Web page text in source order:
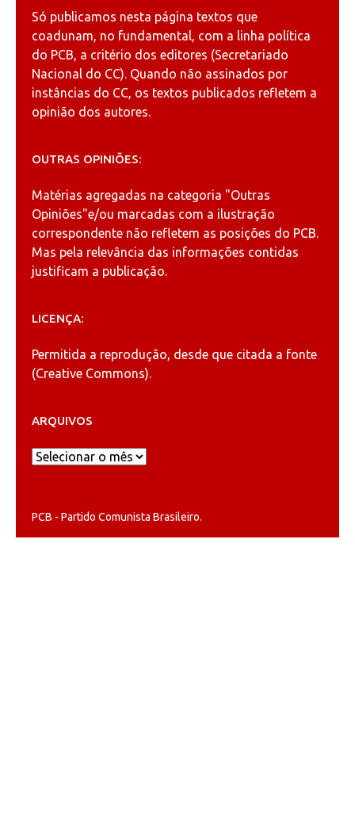
Só publicamos nesta página textos que
coadunam, no fundamental, com a linha política
do PCB, a critério dos editores (Secretariado
Nacional do CC). Quando não assinados por
instâncias do CC, os textos publicados refletem a
opinião dos autores.
OUTRAS OPINIÕES:
Matérias agregadas na categoria "Outras
Opiniões"e/ou marcadas com a ilustração
correspondente não refletem as posições do PCB.
Mas pela relevância das informações contidas
justificam a publicação.
LICENÇA:
Permitida a reprodução, desde que citada a fonte
(Creative Commons).
ARQUIVOS
Arquivos
PCB - Partido Comunista Brasileiro.